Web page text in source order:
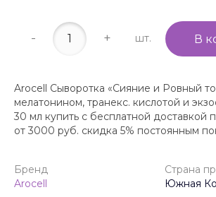
- + шт. В
Arocell Сыворотка «Сияние и Ровный
мелатонином, транекс. кислотой и
30 мл купить с бесплатной доставкой
от 3000 руб. скидка 5% постоянным
Бренд
Arocell
Страна
Южная